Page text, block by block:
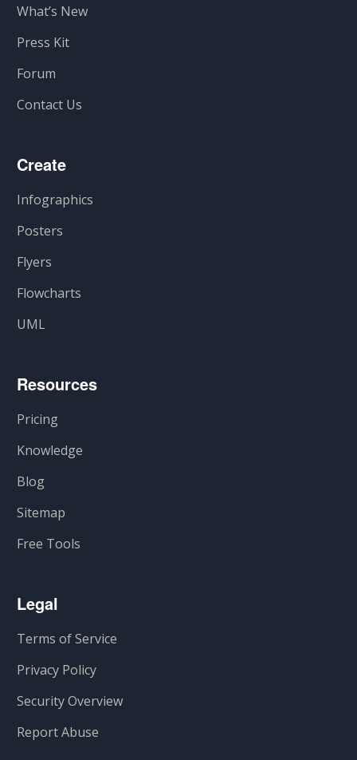
What’s New
Press Kit
Forum
Contact Us
Create
Infographics
Posters
Flyers
Flowcharts
UML
Resources
Pricing
Knowledge
Blog
Sitemap
Free Tools
Legal
Terms of Service
Privacy Policy
Security Overview
Report Abuse